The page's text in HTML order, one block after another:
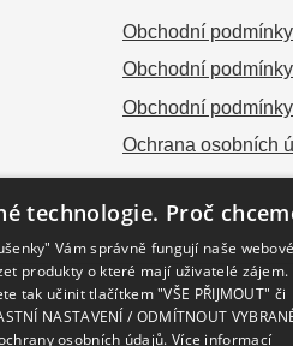
Obchodní
Obchodní
Obchodní
Ochrana osobních
technologie. Proč
Vám správně fungují naše webové
produkty o které mají uživatelé zájem.
tak učinit tlačítkem "VŠE PŘIJMOUT" či
NASTAVENÍ / ODMÍTNOUT
osobních údajů. Více informací